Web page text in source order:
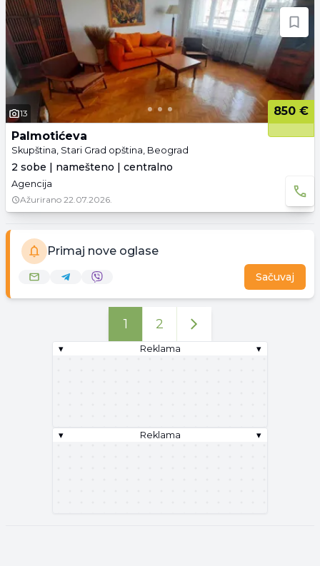
13
850 €
Palmotićeva
Skupština, Stari Grad opština, Beograd
2 sobe | namešteno | centralno
Agencija
Ažurirano 22.07.2026.
Primaj nove oglase
Sačuvaj
1 2
▾ Reklama ▾
▾ Reklama ▾